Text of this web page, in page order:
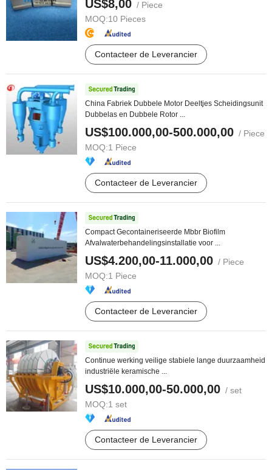
US$8,00 / Piece
MOQ:10 Pieces
Contacteer de Leverancier
China Fabriek Dubbele Motor Deeltjes Scheidingsunit
Dubbelas en Dubbele Rotor ...
US$100.000,00-500.000,00 / Piece
MOQ:1 Piece
Contacteer de Leverancier
Compact Gecontaineriseerde Mbbr Biofilm
Afvalwaterbehandelingsinstallatie voor ...
US$4.200,00-11.000,00 / Piece
MOQ:1 Piece
Contacteer de Leverancier
Continue werking veilige stabiele lange duurzaamheid
industriële keramische ...
US$10.000,00-50.000,00 / set
MOQ:1 set
Contacteer de Leverancier